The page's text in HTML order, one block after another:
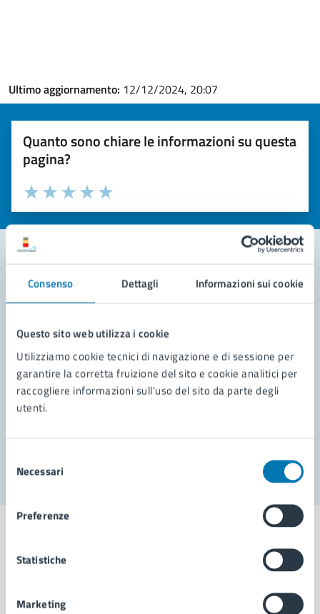
Consenso Dettagli Informazioni sui cookie
Questo sito web utilizza i cookie
Utilizziamo cookie tecnici di navigazione e di sessione per
garantire la corretta fruizione del sito e cookie analitici per
raccogliere informazioni sull'uso del sito da parte degli
utenti.
delNecessari
Preferenze
Statistiche
Marketing
Ultimo aggiornamento: 12/12/2024, 20:07
Quanto sono chiare le informazioni su questa
pagina?
Valuta la chiarezza delle informazioni (da 1 a 5 stelle)
Seleziona il numero di stelle per valutare la chiarezza delle
Valuta 5 stelle su 5
Valuta 4 stelle su 5
Valuta 3 stelle su 5
Valuta 2 stelle su 5
Valuta 1 stelle su 5
Contatta il comune
Richiedi assistenza
Prenota appuntamento
Problemi in città